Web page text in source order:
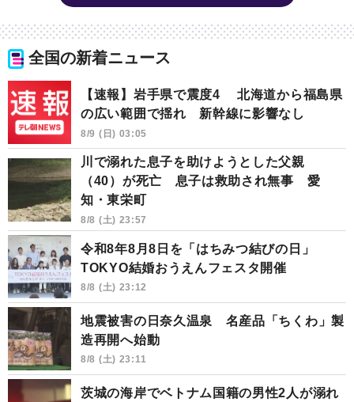
全国の新着ニュース
【速報】岩手県で震度4 北海道から福島県
の広い範囲で揺れ 新幹線に影響なし
8/9 (日) 03:05
川で溺れた息子を助けようとした父親
（40）が死亡 息子は救助され無事 愛
知・東栄町
8/8 (土) 23:57
令和8年8月8日を「はちみつ結びの日」
TOKYO結婚おうえんフェスタ開催
8/8 (土) 23:12
地震被害の日奈久温泉 名産品「ちくわ」製
造再開へ始動
8/8 (土) 23:11
茨城の海岸でベトナム国籍の男性2人が溺れ